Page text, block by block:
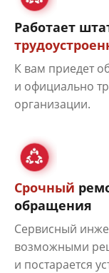
Работает
К вам приедет
и официально
организации.
Срочный
обращения
Сервисный
возможными
и постарается